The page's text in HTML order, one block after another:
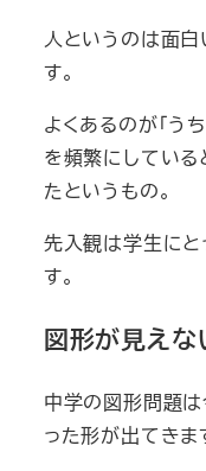
人というのは面
す。
よくあるのが「う
を頻繁にしてい
たというもの。
先入観は学生に
す。
図形が見えな
中学の図形問題
った形が出てきま